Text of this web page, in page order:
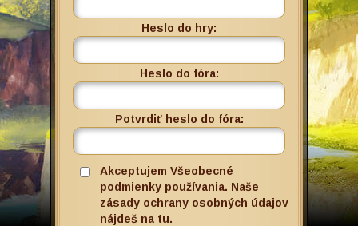
Heslo do hry:
Heslo do fóra:
Potvrdiť heslo do fóra:
Akceptujem Všeobecné
podmienky používania. Naše
zásady ochrany osobných údajov
nájdeš na tu.